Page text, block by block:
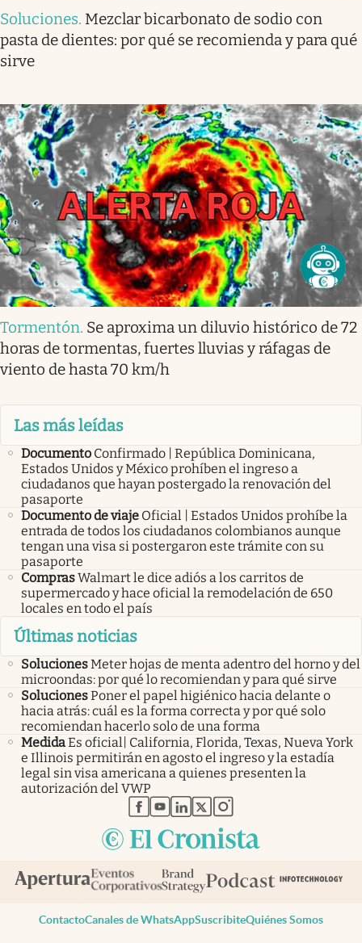
Soluciones. Mezclar bicarbonato de sodio con
pasta de dientes: por qué se recomienda y para qué
sirve
Tormentón. Se aproxima un diluvio histórico de 72
horas de tormentas, fuertes lluvias y ráfagas de
viento de hasta 70 km/h
Las más leídas
Documento Confirmado | República Dominicana,
Estados Unidos y México prohíben el ingreso a
ciudadanos que hayan postergado la renovación del
pasaporte
Documento de viaje Oficial | Estados Unidos prohíbe la
entrada de todos los ciudadanos colombianos aunque
tengan una visa si postergaron este trámite con su
pasaporte
ComprasWalmart le dice adiós a los carritos de
supermercado y hace oficial la remodelación de 650
locales en todo el país
Últimas noticias
SolucionesMeter hojas de menta adentro del horno y del
microondas: por qué lo recomiendan y para qué sirve
SolucionesPoner el papel higiénico hacia delante o
hacia atrás: cuál es la forma correcta y por qué solo
recomiendan hacerlo solo de una forma
MedidaEs oficial| California, Florida, Texas, Nueva York
e Illinois permitirán en agosto el ingreso y la estadía
legal sin visa americana a quienes presenten la
autorización del VWP
abre en nueva pestaña
abre en nueva pestaña
abre en nueva pestaña
abre en nueva pestaña
abre en nueva pestaña
ContactoCanales de WhatsAppSuscribiteQuiénes Somos